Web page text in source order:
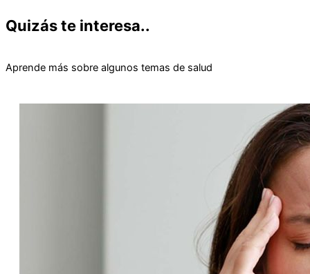
Quizás te interesa..
Aprende más sobre algunos temas de salud